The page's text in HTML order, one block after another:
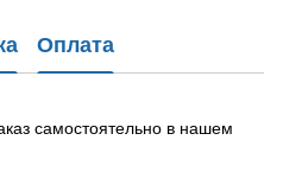
Оплата
самостоятельно в нашем